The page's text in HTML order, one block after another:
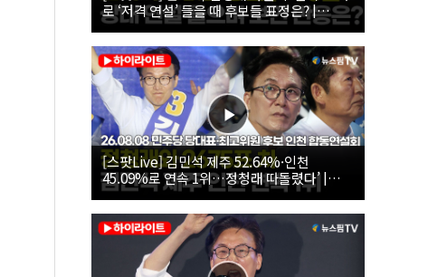
로 ‘저격 연설’ 들을 때 후보들 표정은? |
26.08.08 더불어민주당 당대표·최고위원 후
보 인천 합동연설회
[스팟Live] 김민석 제주 52.64%·인천
45.09%로 연속 1위…정청래 따돌렸다’ |
26.08.08 더불어민주당 당대표·최고위원 후
보 인천 합동연설회